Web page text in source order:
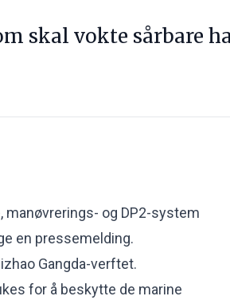
skal vokte sårbare
og DP2-system
en pressemelding.
Gangda-verftet.
for å beskytte de marine